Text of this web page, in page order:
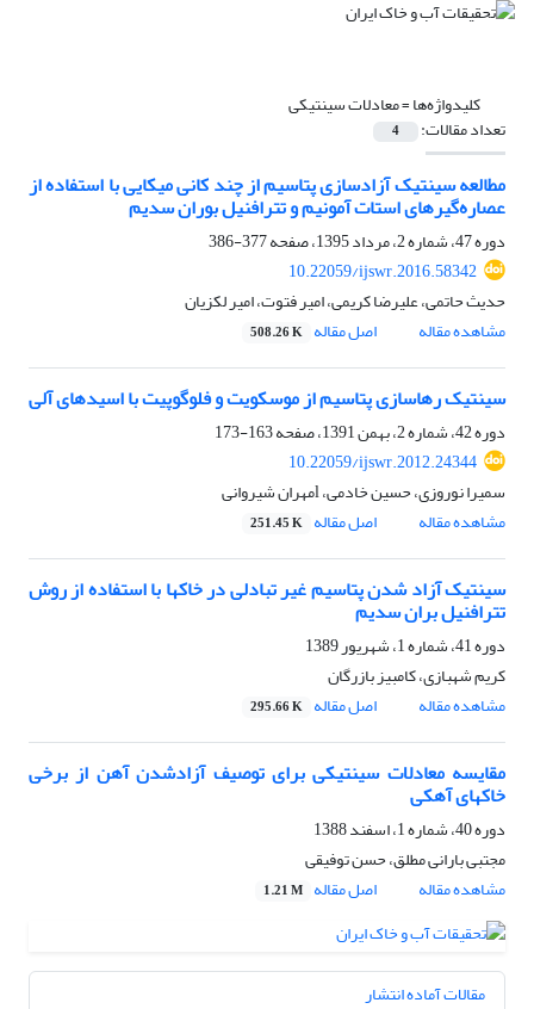
کلیدواژه‌ها =معادلات سینتیکی
تعداد مقالات: 4
مطالعه سینتیک آزادسازی پتاسیم از چند کانی میکایی با استفاده از
عصاره‌گیرهای استات آمونیم و تترافنیل بوران سدیم
دوره 47، شماره 2، مرداد 1395، صفحه
377-386
10.22059/ijswr.2016.58342
حدیث حاتمی، علیرضا کریمی، امیر فتوت، امیر لکزیان
مشاهده مقاله
اصل مقاله 508.26 K
سینتیک رهاسازی پتاسیم از موسکویت و فلوگوپیت با اسیدهای آلی
دوره 42، شماره 2، بهمن 1391، صفحه
163-173
10.22059/ijswr.2012.24344
سمیرا نوروزی، حسین خادمی، lمهران شیروانی
مشاهده مقاله
اصل مقاله 251.45 K
سینتیک آزاد شدن پتاسیم غیر تبادلی در خاکها با استفاده از روش
تترافنیل بران سدیم
دوره 41، شماره 1، شهریور 1389
کریم شهبازی، کامبیز بازرگان
مشاهده مقاله
اصل مقاله 295.66 K
مقایسه معادلات سینتیکی برای توصیف آزادشدن آهن از برخی
خاکهای آهکی
دوره 40، شماره 1، اسفند 1388
مجتبی بارانی مطلق، حسن توفیقی
مشاهده مقاله
اصل مقاله 1.21 M
مقالات آماده انتشار